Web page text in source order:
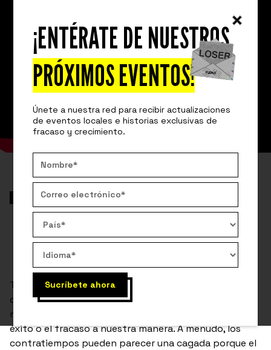
¡ENTÉRATE DE NUESTROS
PRÓXIMOS EVENTOS!
Únete a nuestra red para recibir actualizaciones
de eventos locales e historias exclusivas de
fracaso y crecimiento.
AROUND THE GLOBE
¿CORTARÉ CARTONES POR EL RESTO
Taron nos cuenta cómo cada historia se puede ver
desde diferentes ángulos porque cada uno de
nosotros tiene un punto de vista único, definimos el
éxito o el fracaso a nuestra manera. A menudo, los
contratiempos pueden parecer una cagada porque el